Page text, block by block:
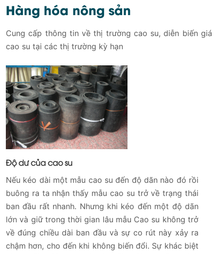
Hàng hóa nông sản
Cung cấp thông tin về thị trường cao su, diễn biến giá
cao su tại các thị trường kỳ hạn
Độ dư của cao su
Nếu kéo dài một mẫu cao su đến độ dãn nào đó rồi
buông ra ta nhận thấy mẫu cao su trở về trạng thái
ban đầu rất nhanh. Nhưng khi kéo đến một độ dãn
lớn và giữ trong thời gian lâu mẫu Cao su không trở
về đúng chiều dài ban đầu và sự co rút này xảy ra
chậm hơn, cho đến khi không biến đổi. Sự khác biệt